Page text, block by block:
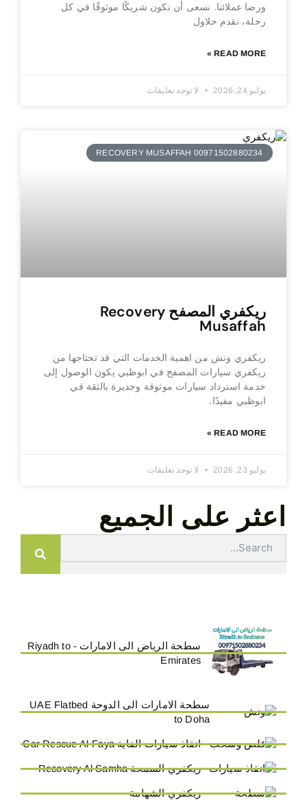
ورضا عملائنا. نسعى أن نكون شريكًا موثوقًا في كل
رحلة، نقدم حلاول
READ MORE »
يوليو 24, 2026 لا توجد تعليقات
RECOVERY MUSAFFAH 00971502880234
ريكفري المصفح Recovery
Musaffah
ريكفري ونش من اهمية الخدمات التي قد تحتاجها من
ريكفري سيارات المصفح في ابوظبي يكون الوصول إلى
خدمة استرداد سيارات موثوقة وجديرة بالثقة في
ابوظبي مفيدًا.
READ MORE »
يوليو 23, 2026 لا توجد تعليقات
اعثر على الجميع
سطحة الرياض الى الامارات - Riyadh to
Emirates
سطحة الامارات الى الدوحة UAE Flatbed
to Doha
انقاذ سيارات الفاية Car Rescue Al-Faya
ريكفري السمحة Recovery Al Samha
ريكفري الشهامة